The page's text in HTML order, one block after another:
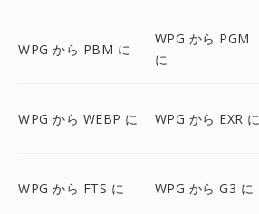
WPG から PBM に
WPG から PGM
に
WPG から WEBP に WPG から EXR に
WPG から FTS に WPG から G3 に